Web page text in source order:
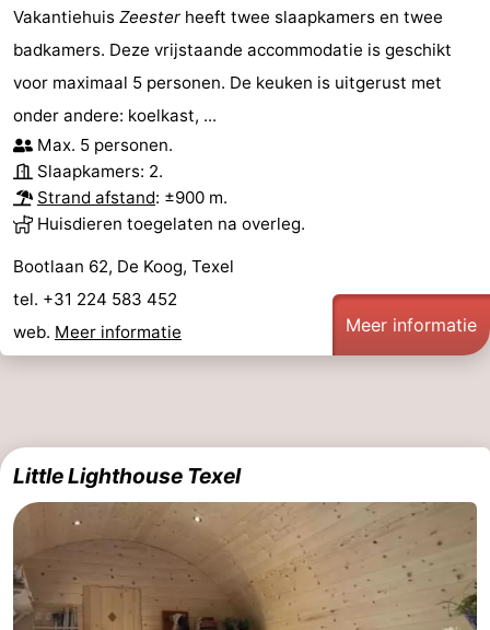
Vakantiehuis Zeester heeft twee slaapkamers en twee
badkamers. Deze vrijstaande accommodatie is geschikt
voor maximaal 5 personen. De keuken is uitgerust met
onder andere: koelkast, ...
Max. 5 personen.
Slaapkamers: 2.
Strand afstand: ±900 m.
Huisdieren toegelaten na overleg.
Bootlaan 62, De Koog, Texel
tel. +31 224 583 452
web. Meer informatie Meer informatie
Little Lighthouse Texel